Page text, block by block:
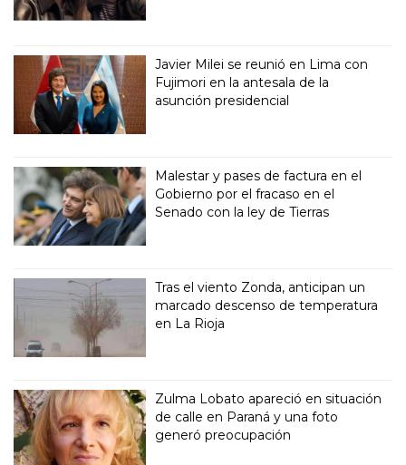
Javier Milei se reunió en Lima con
Fujimori en la antesala de la
asunción presidencial
Malestar y pases de factura en el
Gobierno por el fracaso en el
Senado con la ley de Tierras
Tras el viento Zonda, anticipan un
marcado descenso de temperatura
en La Rioja
Zulma Lobato apareció en situación
de calle en Paraná y una foto
generó preocupación